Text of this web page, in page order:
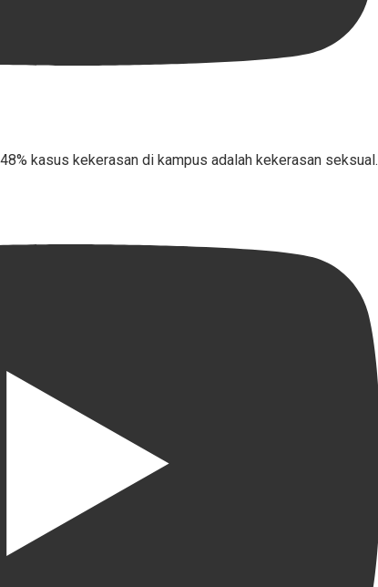
kasus kekerasan di kampus adalah kekerasan seksual.